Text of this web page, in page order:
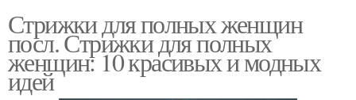
Стрижки для полных женщин
посл. Стрижки для полных
женщин: 10 красивых и модных
идей